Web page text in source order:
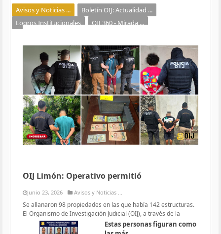
Avisos y Noticias ...
Boletín OIJ: Actualidad ...
Logros Institucionales
OIJ 360 - Mirada ...
OIJ Limón: Operativo permitió
Junio 23, 2026 Avisos y Noticias ...
Se allanaron 98 propiedades en las que había 142 estructuras.
El Organismo de Investigación Judicial (OIJ), a través de la
Estas personas figuran como